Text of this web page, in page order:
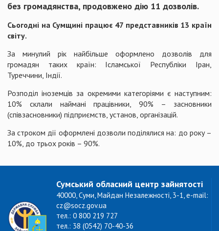
без громадянства, продовжено дію 11 дозволів.
Сьогодні на Сумщині працює 47 представників 13 країн
світу.
За минулий рік найбільше оформлено дозволів для
громадян таких країн: Ісламської Республіки Іран,
Туреччини, Індії.
Розподіл іноземців за окремими категоріями є наступним:
10% склали наймані працівники, 90% – засновники
(співзасновники) підприємств, установ, організацій.
За строком дії оформлені дозволи поділялися на: до року –
10%, до трьох років – 90%.
Сумський обласний центр зайнятості
40000, Суми, Майдан Незалежності, 3-1, e-mail:
cz@socz.gov.ua
тел.: 0 800 219 727
тел.: 38 (0542) 70-40-36